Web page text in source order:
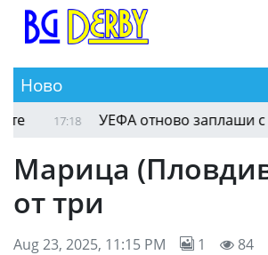
Ново
17:18 УЕФА отново заплаши с
Марица
от три
Aug 23, 2025, 11:15 PM 1 84